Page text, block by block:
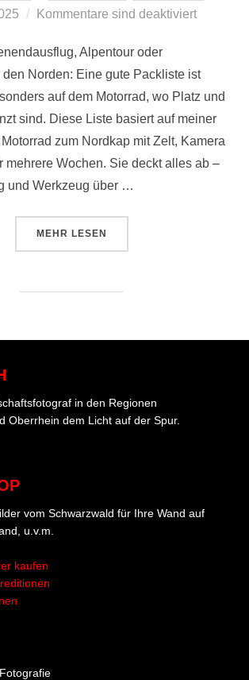
Kommentare sind deaktiviert
Alpentour oder
den Norden: Eine gute Packliste ist
auf dem Motorrad, wo Platz und
sind. Diese Liste basiert auf meiner
zum Nordkap mit Zelt, Kamera
mehrere Wochen. Sie deckt alles ab –
und Werkzeug über …
MEHR ÜBER „PACKLISTE FÜR DEINE
LESEN
in den Regionen
Oberrhein dem Licht auf der Spur.
vom Schwarzwald für Ihre Wand auf
u.v.m.
kaufen